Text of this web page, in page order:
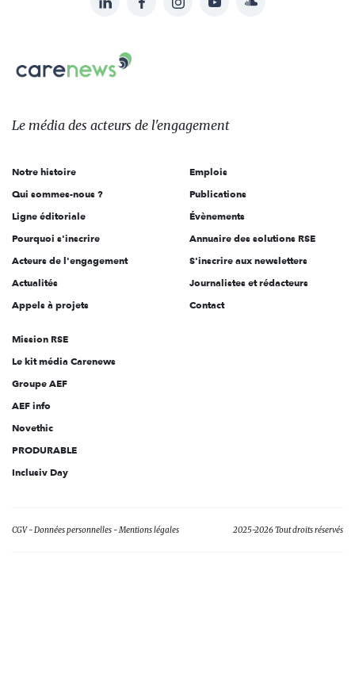
sur:
Carenews,
Le
des
l'engagement
Le média des acteurs de l'engagement
Notre histoire
Qui sommes-nous ?
Ligne éditoriale
Pourquoi s'inscrire
Acteurs de l'engagement
Actualités
Appels à projets
Emplois
Publications
Évènements
Annuaire des solutions RSE
S'inscrire aux newsletters
Journalistes et rédacteurs
Contact
Mission RSE
Le kit média Carenews
Groupe AEF
AEF info
Novethic
PRODURABLE
Inclusiv Day
CGV Données personnelles Mentions légales 2025-2026 Tout droits réservés